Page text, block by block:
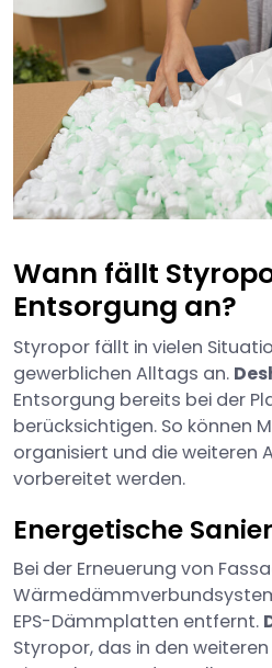
Wann fällt
Entsorgung an?
Styropor fällt in vielen
gewerblichen Alltags an.
Entsorgung bereits bei der
berücksichtigen. So können
organisiert und die weiteren
vorbereitet werden.
Energetische
Bei der Erneuerung von
EPS-Dämmplatten entfernt.
Styropor, das in den